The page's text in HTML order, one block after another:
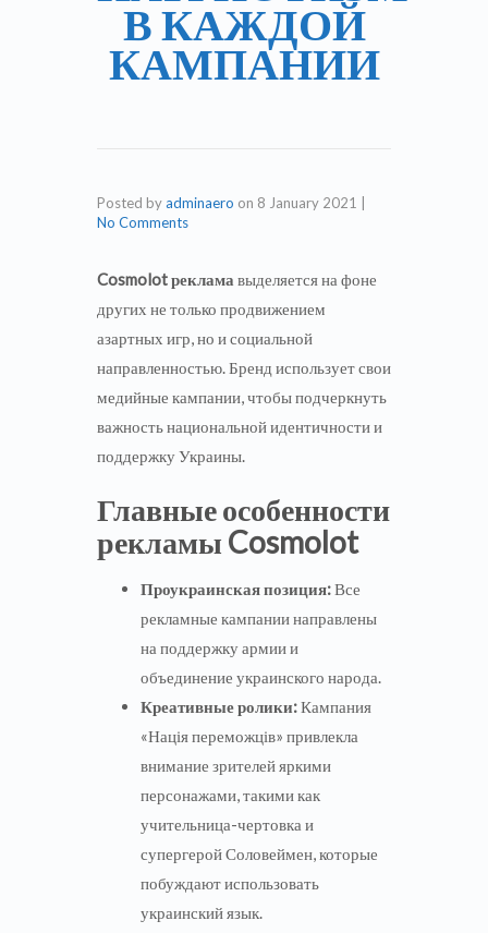
В КАЖДОЙ
КАМПАНИИ
Posted byadminaero on 8 January 2021
No Comments
Cosmolot реклама выделяется на фоне
других не только продвижением
азартных игр, но и социальной
направленностью. Бренд использует свои
медийные кампании, чтобы подчеркнуть
важность национальной идентичности и
поддержку Украины.
Главные особенности
рекламы Cosmolot
Проукраинская позиция:Все
рекламные кампании направлены
на поддержку армии и
объединение украинского народа.
Креативные ролики:Кампания
«Нація переможців» привлекла
внимание зрителей яркими
персонажами, такими как
учительница-чертовка и
супергерой Соловеймен, которые
побуждают использовать
украинский язык.